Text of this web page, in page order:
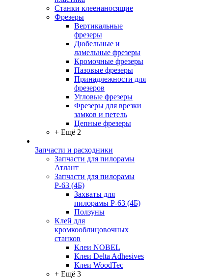
Станки клеенаносящие
Фрезеры
Вертикальные
фрезеры
Дюбельные и
ламельные фрезеры
Кромочные фрезеры
Пазовые фрезеры
Принадлежности для
фрезеров
Угловые фрезеры
Фрезеры для врезки
замков и петель
Цепные фрезеры
+ Ещё 2
Запчасти и расходники
Запчасти для пилорамы
Атлант
Запчасти для пилорамы
Р-63 (4Б)
Захваты для
пилорамы Р-63 (4Б)
Ползуны
Клей для
кромкооблицовочных
станков
Клеи NOBEL
Клеи Delta Adhesives
Клеи WoodTec
+ Ещё 3